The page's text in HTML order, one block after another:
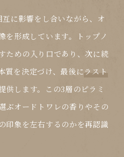
に影響をし合いながら、オ
形成しています。
トップノ
ための入り口であり、次に続
質を決定づけ、最後にラスト
供します。この3層のピラミ
ぶオードトワレの香りやその
印象を左右するのかを再認識